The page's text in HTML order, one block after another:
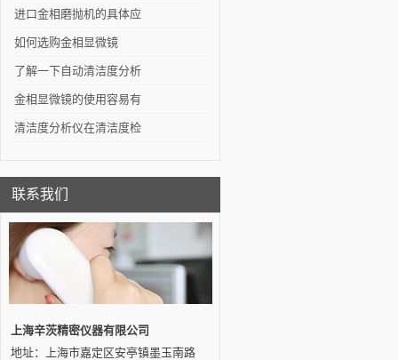
模具行业中的应用有哪些
进口金相磨抛机的具体应
用分享
如何选购金相显微镜
了解一下自动清洁度分析
系统的萃取与过滤方法吧
金相显微镜的使用容易有
哪些误区？
清洁度分析仪在清洁度检
联系我们
上海辛茨精密仪器有限公司
地址：上海市嘉定区安亭镇墨玉南路